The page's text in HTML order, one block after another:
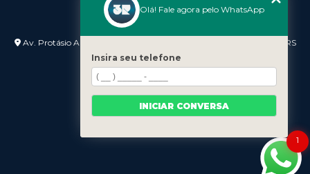
Endereço
Av. Protásio Alves nº 3240 Lojas 7 e 8 - Petrópolis - Porto Alegre - RS
- 90410-007
1
Olá! Fale agora pelo WhatsApp
Insira seu telefone
INICIAR CONVERSA